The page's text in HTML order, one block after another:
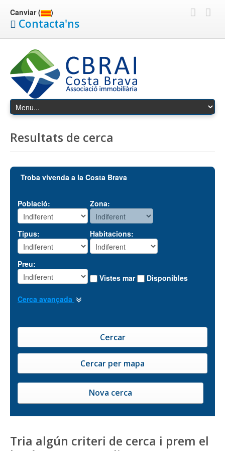
Canviar ( )
Contacta'ns
Resultats de cerca
Troba vivenda a la Costa Brava
Població: Zona:
Tipus: Habitacions:
Preu:
Vistes mar
Disponibles
Cerca avançada
Nova cerca
Tria algún criteri de cerca i prem el